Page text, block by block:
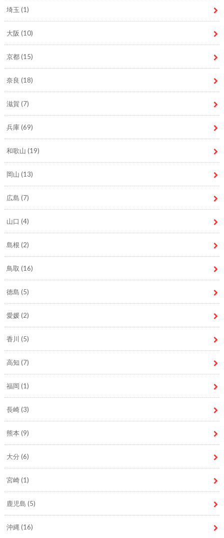
埼玉 (1)
大阪 (10)
京都(15)
奈良 (18)
滋賀 (7)
兵庫(69)
和歌山 (19)
岡山 (13)
広島 (7)
山口 (4)
島根 (2)
鳥取 (16)
徳島 (5)
愛媛(2)
香川 (5)
高知 (7)
福岡 (1)
長崎(3)
熊本 (9)
大分 (6)
宮崎(1)
鹿児島 (5)
沖縄 (16)